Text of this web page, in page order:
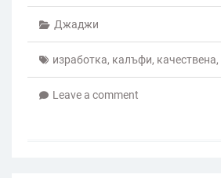
Джаджи
изработка, калъфи, качествена,
Leave a comment